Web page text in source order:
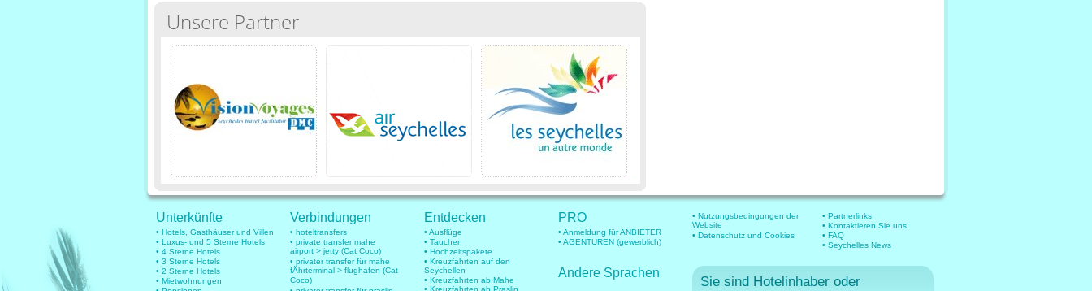
Unsere Partner
Unterkünfte
• Hotels, Gasthäuser und Villen
• Luxus- und 5 Sterne Hotels
• 4 Sterne Hotels
• 3 Sterne Hotels
• 2 Sterne Hotels
• Mietwohnungen
Verbindungen
• hoteltransfers
• private transfer mahe
airport > jetty (Cat Coco)
• privater transfer für mahe
fÄhrterminal > flughafen (Cat
Coco)
Entdecken
• Ausflüge
• Tauchen
• Hochzeitspakete
• Kreuzfahrten auf den
Seychellen
• Kreuzfahrten ab Mahe
PRO
• Anmeldung für ANBIETER
• AGENTUREN (gewerblich)
Andere Sprachen
• Nutzungsbedingungen der
Website
• Datenschutz und Cookies
• Partnerlinks
• Kontaktieren Sie uns
• FAQ
• Seychelles News
Sie sind Hotelinhaber oder